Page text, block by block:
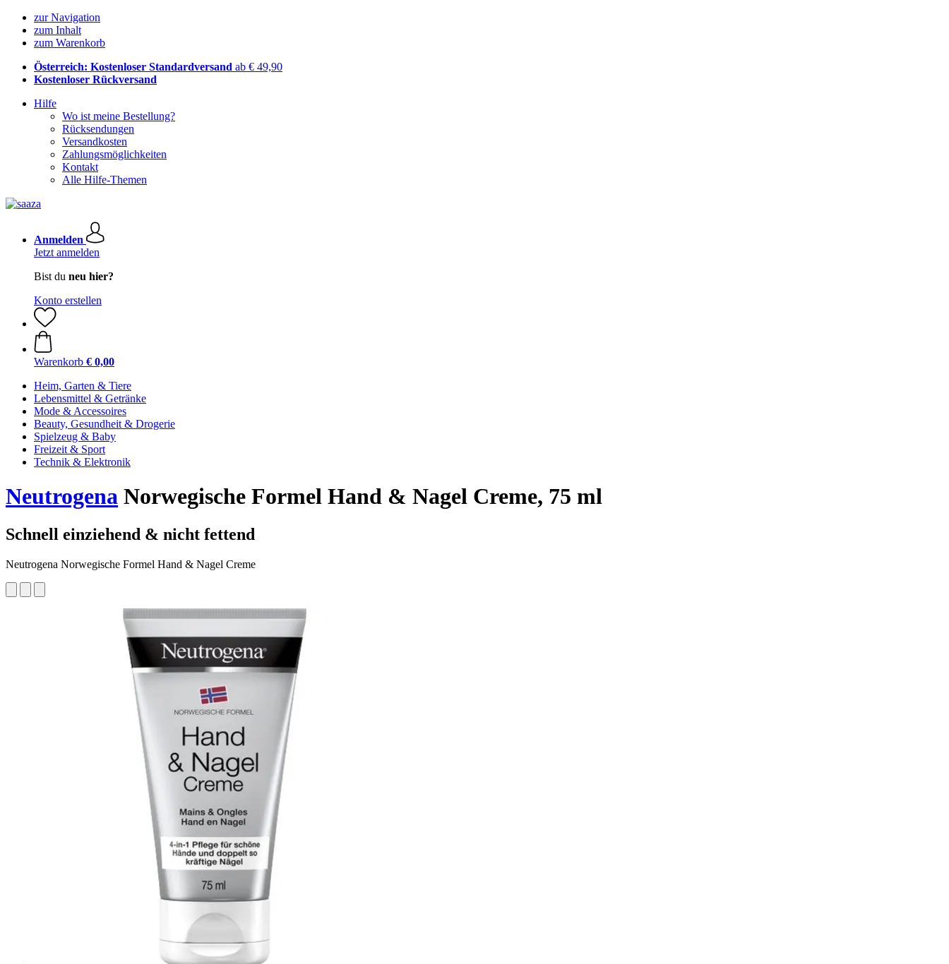
zur Navigation
zum Inhalt
zum Warenkorb
Österreich: Kostenloser Standardversand ab € 49,90
Kostenloser Rückversand
Hilfe
Wo ist meine Bestellung?
Rücksendungen
Versandkosten
Zahlungsmöglichkeiten
Kontakt
Alle Hilfe-Themen
Anmelden
Jetzt anmelden
Bist du neu hier?
Konto erstellen
Warenkorb € 0,00
Heim, Garten & Tiere
Lebensmittel & Getränke
Mode & Accessoires
Beauty, Gesundheit & Drogerie
Spielzeug & Baby
Freizeit & Sport
Technik & Elektronik
Neutrogena Norwegische Formel Hand & Nagel Creme, 75 ml
Schnell einziehend & nicht fettend
Neutrogena Norwegische Formel Hand & Nagel Creme